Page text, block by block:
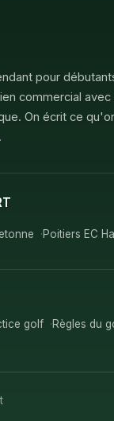
pour
commercial avec
On écrit ce
Poitiers EC
golf Règles du